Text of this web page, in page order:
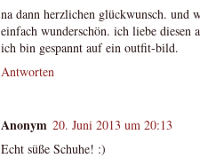
na dann herzlichen glückwunsch. und
einfach wunderschön. ich liebe diesen
ich bin gespannt auf ein outfit-bild.
Antworten
Anonym 20. Juni 2013 um 20:13
Echt süße Schuhe! :)